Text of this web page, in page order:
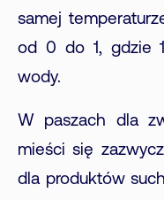
samej
od 0 do 1, gdzie
wody.
W paszach dla
mieści się
dla produktów